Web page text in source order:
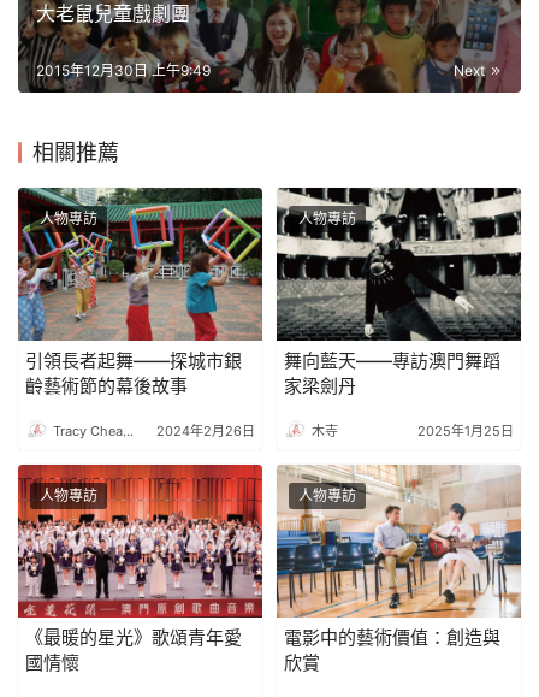
大老鼠兒童戲劇團
Next
2015年12月30日 上午9:49
相關推薦
人物專訪
引領長者起舞——探城市銀
齡藝術節的幕後故事
Tracy Cheang 2024年2月26日
人物專訪
舞向藍天——專訪澳門舞蹈
家梁劍丹
木寺 2025年1月25日
人物專訪
《最暖的星光》歌頌青年愛
國情懷
人物專訪
電影中的藝術價值：創造與
欣賞